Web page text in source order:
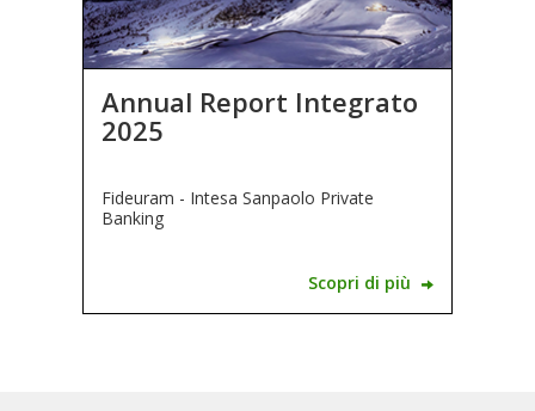
Annual Report Integrato
2025
Fideuram - Intesa Sanpaolo Private
Banking
Scopri di più